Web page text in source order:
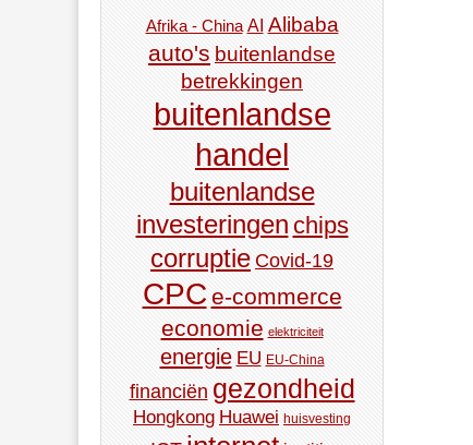
Afrika - China AI Alibaba
auto's buitenlandse
betrekkingen
buitenlandse
handel
buitenlandse
investeringen chips
corruptie Covid-19
CPC e-commerce
economie elektriciteit
energie EU EU-China
financiën gezondheid
Hongkong Huawei huisvesting